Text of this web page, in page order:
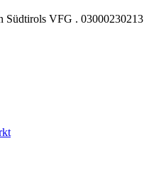
VFG . 03000230213